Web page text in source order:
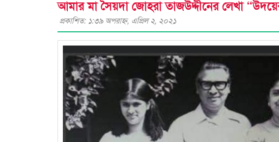
আমার মা সৈয়দা জোহরা তাজউদ্দীনের লেখা
প্রকাশিত: ১:৩৯ অপরাহ্ণ, এপ্রিল ২, ২০২১